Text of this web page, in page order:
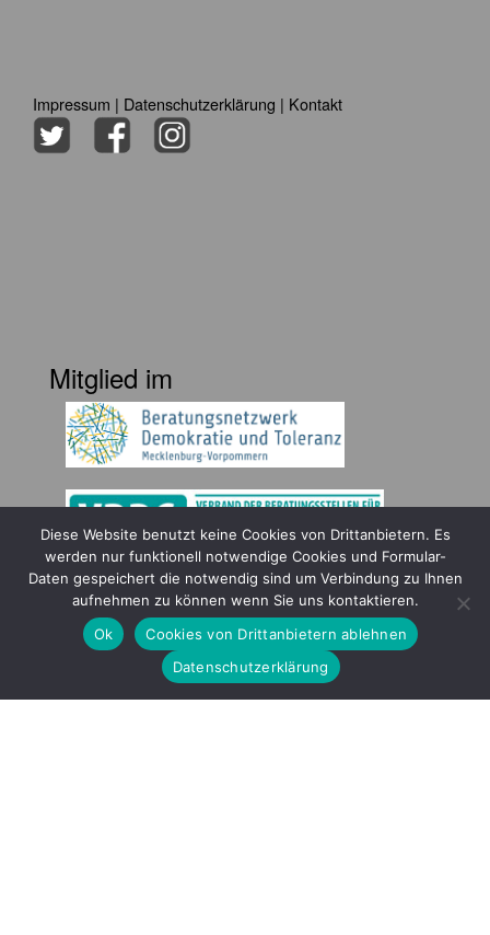
Impressum | Datenschutzerklärung | Kontakt
Mitglied im
Gefördert durch
Diese Website benutzt keine Cookies von Drittanbietern. Es
werden nur funktionell notwendige Cookies und Formular-
Daten gespeichert die notwendig sind um Verbindung zu Ihnen
aufnehmen zu können wenn Sie uns kontaktieren.
Ok
Cookies von Drittanbietern ablehnen
Datenschutzerklärung